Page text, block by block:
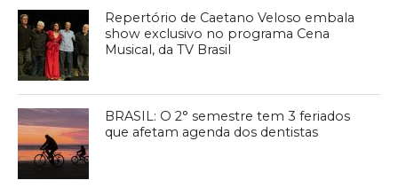
Repertório de Caetano Veloso embala
show exclusivo no programa Cena
Musical, da TV Brasil
BRASIL: O 2° semestre tem 3 feriados
que afetam agenda dos dentistas